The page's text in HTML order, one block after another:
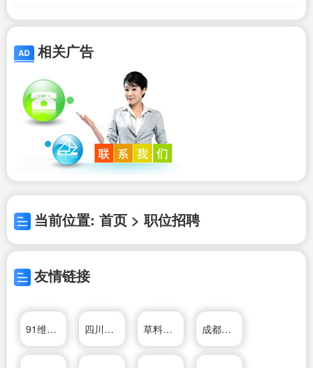
相关广告
当前位置: 首页 > 职位招聘
友情链接
91维修网 四川广电网络成都分公司 草料二维码生成器 成都龙发装饰公司